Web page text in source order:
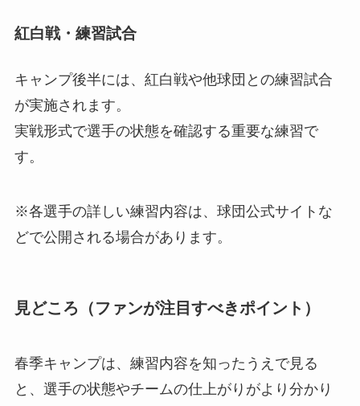
紅白戦・練習試合
キャンプ後半には、紅白戦や他球団との練習試合
が実施されます。
実戦形式で選手の状態を確認する重要な練習で
す。
※各選手の詳しい練習内容は、球団公式サイトな
どで公開される場合があります。
見どころ（ファンが注目すべきポイント）
春季キャンプは、練習内容を知ったうえで見る
と、選手の状態やチームの仕上がりがより分かり